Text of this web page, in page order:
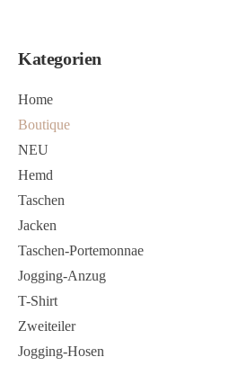
Kategorien
Home
Boutique
NEU
Hemd
Taschen
Jacken
Taschen-Portemonnae
Jogging-Anzug
T-Shirt
Zweiteiler
Jogging-Hosen